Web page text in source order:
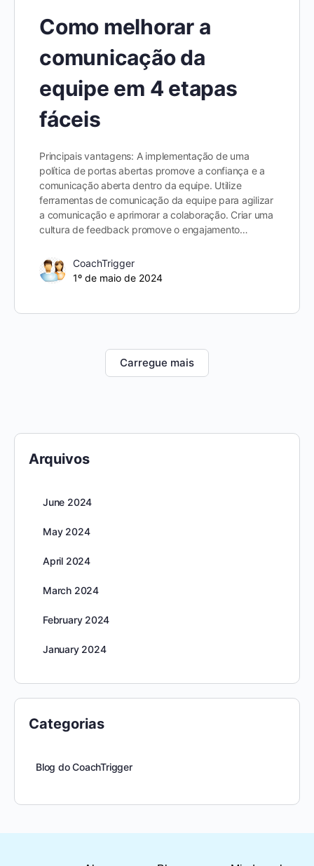
Como melhorar a
comunicação da
equipe em 4 etapas
fáceis
Principais vantagens: A implementação de uma
política de portas abertas promove a confiança e a
comunicação aberta dentro da equipe. Utilize
ferramentas de comunicação da equipe para agilizar
a comunicação e aprimorar a colaboração. Criar uma
cultura de feedback promove o engajamento…
CoachTrigger
1º de maio de 2024
Carregue mais
Arquivos
June 2024
May 2024
April 2024
March 2024
February 2024
January 2024
Categorias
Blog do CoachTrigger